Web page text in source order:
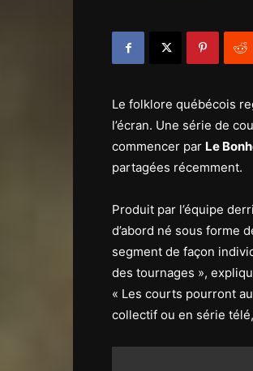
Le folklore québécois
l’écran. Une série de
commencer par Le
partagées récemment.
Produit par l’équipe
d’abord né sous forme
segment de façon
des tournages »,
« Les courts pourront
collectif ou en série